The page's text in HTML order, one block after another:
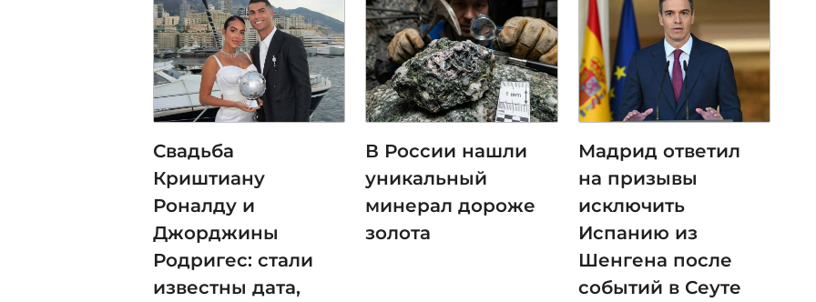
Свадьба
Криштиану
Роналду и
Джорджины
Родригес: стали
известны дата,
В России нашли
уникальный
минерал дороже
золота
Мадрид ответил
на призывы
исключить
Испанию из
Шенгена после
событий в Сеуте